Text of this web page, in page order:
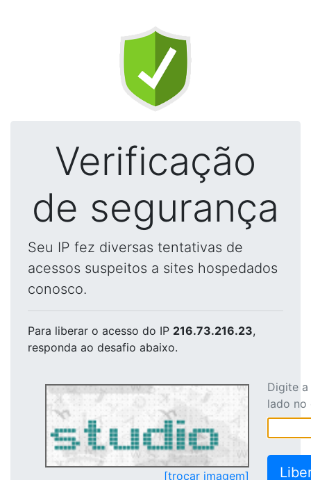
Verificação
de segurança
Seu IP fez diversas tentativas de
acessos suspeitos a sites hospedados
conosco.
Para liberar o acesso do IP 216.73.216.23,
responda ao desafio abaixo.
[trocar imagem]
Digite
lado no